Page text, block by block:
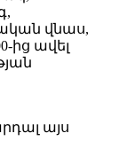
վնաս,
ից ավել
այս